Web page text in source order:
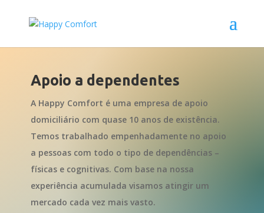
Apoio a dependentes
A Happy Comfort é uma empresa de apoio
domiciliário com quase 10 anos de existência.
Temos trabalhado empenhadamente no apoio
a pessoas com todo o tipo de dependências –
físicas e cognitivas. Com base na nossa
experiência acumulada visamos atingir um
mercado cada vez mais vasto.